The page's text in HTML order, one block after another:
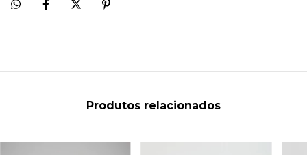
Produtos relacionados